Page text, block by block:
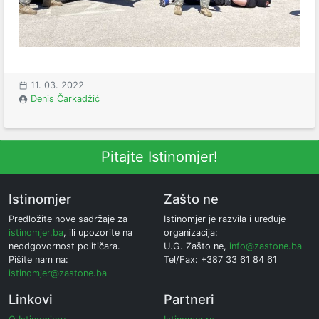
11. 03. 2022
Denis Čarkadžić
Pitajte Istinomjer!
Istinomjer
Predložite nove sadržaje za
istinomjer.ba, ili upozorite na
neodgovornost političara.
Pišite nam na:
istinomjer@zastone.ba
Zašto ne
Istinomjer je razvila i uređuje
organizacija:
U.G. Zašto ne, info@zastone.ba
Tel/Fax: +387 33 61 84 61
Linkovi Partneri